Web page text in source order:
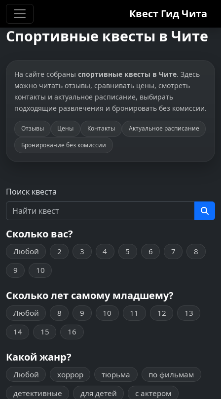
Квест Гид Чита
Спортивные квесты в Чите
На сайте собраны спортивные квесты в Чите. Здесь
можно читать отзывы, сравнивать цены, смотреть
контакты и актуальное расписание, выбирать
подходящие развлечения и бронировать без комиссии.
Отзывы Цены Контакты
Актуальное расписание
Бронирование без комиссии
Поиск квеста
Сколько вас?
Любой 2 3 4 5 6 7
8
9
10
Сколько лет самому младшему?
Любой 8 9 10 11 12
13
14
15 16
Какой жанр?
Любой хоррор тюрьма
по фильмам
детективные
для детей
с актером